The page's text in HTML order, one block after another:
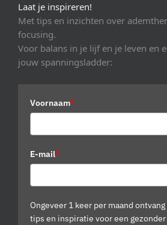
Laat je inspireren!
Met tips en inzichten over
focusing.
Voor balans in je lijf en je leven en
jouw spanningsladder:
Voornaam*
E-mail*
Ongeveer 1 keer per maand
tips en inspiratie voor een